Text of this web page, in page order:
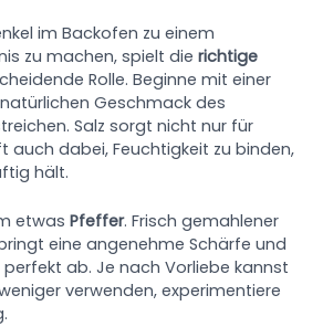
im Backofen zu einem
zu machen, spielt dierichtige
Rolle. Beginne mit einer
Geschmack des
Salz sorgt nicht nur für
auch dabei, Feuchtigkeit zu binden,
hält.
etwasPfeffer. Frisch gemahlener
eine angenehme Schärfe und
ab. Je nach Vorliebe kannst
verwenden, experimentiere